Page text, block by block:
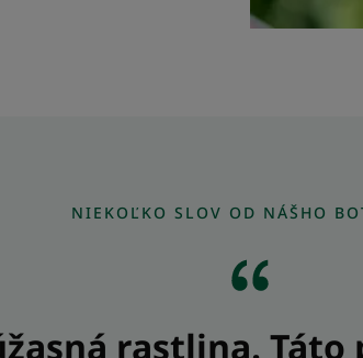
NIEKOĽKO SLOV OD NÁŠHO
rastlina.